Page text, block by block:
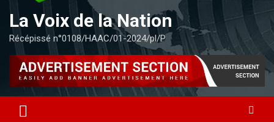
La Voix de la Nation
Récépissé n°0108/HAAC/01-2024/pl/P